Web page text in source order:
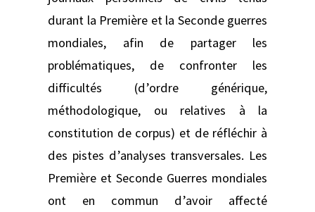
durant la Première et la Seconde guerres
mondiales, afin de partager les
problématiques, de confronter les
difficultés (d’ordre générique,
méthodologique, ou relatives à la
constitution de corpus) et de réfléchir à
des pistes d’analyses transversales. Les
Première et Seconde Guerres mondiales
ont en commun d’avoir affecté